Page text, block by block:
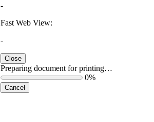
-
Fast Web View:
-
Close
Preparing document for printing…
0%
Cancel